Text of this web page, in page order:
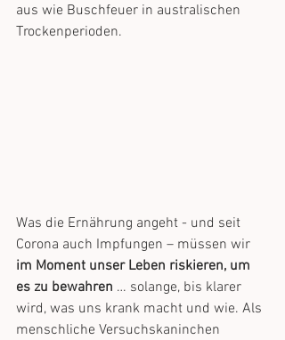
aus wie Buschfeuer in australischen
Trockenperioden.
Was die Ernährung angeht - und seit
Corona auch Impfungen – müssen wir
im Moment unser Leben riskieren, um
es zu bewahren … solange, bis klarer
wird, was uns krank macht und wie. Als
menschliche Versuchskaninchen